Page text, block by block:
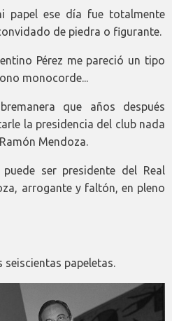
papel ese día fue totalmente
de piedra o figurante.
Pérez me pareció un tipo
monocorde...
que años después
la presidencia del club nada
Mendoza.
ser presidente del Real
arrogante y faltón, en pleno
seiscientas papeletas.